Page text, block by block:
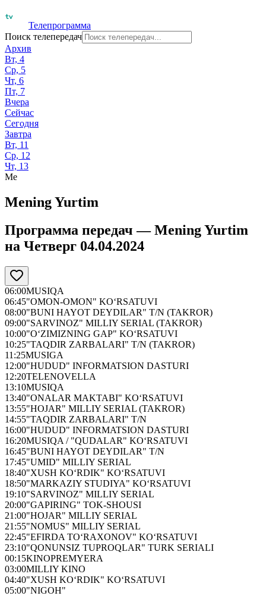
Телепрограмма
Поиск телепередач
Архив
Вт, 4
Ср, 5
Чт, 6
Пт, 7
Вчера
Сейчас
Сегодня
Завтра
Вт, 11
Ср, 12
Чт, 13
Me
Mening Yurtim
Программа передач —Mening Yurtim
на Четверг 04.04.2024
06:00MUSIQA
06:45"OMON-OMON" KO‘RSATUVI
08:00"BUNI HAYOT DEYDILAR" T/N (TAKROR)
09:00"SARVINOZ" MILLIY SERIAL (TAKROR)
10:00"O‘ZIMIZNING GAP" KO‘RSATUVI
10:25"TAQDIR ZARBALARI" T/N (TAKROR)
11:25MUSIGA
12:00"HUDUD" INFORMATSION DASTURI
12:20TELENOVELLA
13:10MUSIQA
13:40"ONALAR MAKTABI" KO‘RSATUVI
13:55"HOJAR" MILLIY SERIAL (TAKROR)
14:55"TAQDIR ZARBALARI" T/N
16:00"HUDUD" INFORMATSION DASTURI
16:20MUSIQA / "QUDALAR" KO‘RSATUVI
16:45"BUNI HAYOT DEYDILAR" T/N
17:45"UMID" MILLIY SERIAL
18:40"XUSH KO‘RDIK" KO‘RSATUVI
18:50"MARKAZIY STUDIYA" KO‘RSATUVI
19:10"SARVINOZ" MILLIY SERIAL
20:00"GAPIRING" TOK-SHOUSI
21:00"HOJAR" MILLIY SERIAL
21:55"NOMUS" MILLIY SERIAL
22:45"EFIRDA TO‘RAXONOV" KO‘RSATUVI
23:10"QONUNSIZ TUPROQLAR" TURK SERIALI
00:15KINOPREMYERA
03:00MILLIY KINO
04:40"XUSH KO‘RDIK" KO‘RSATUVI
05:00"NIGOH"